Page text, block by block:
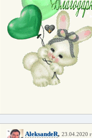
AleksandeR, 23.04.2020